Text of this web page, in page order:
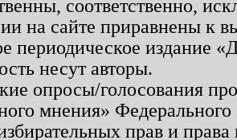
соответственно,
на сайте приравнены к
периодическое издание
несут авторы.
опросы/голосования
мнения»
прав и